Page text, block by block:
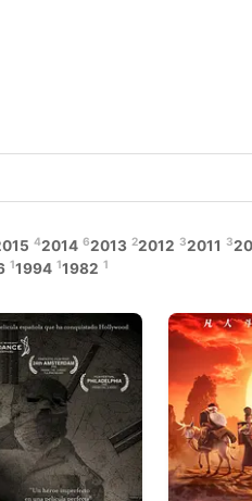
42014 62013 22012 32011 3
11994 11982 1